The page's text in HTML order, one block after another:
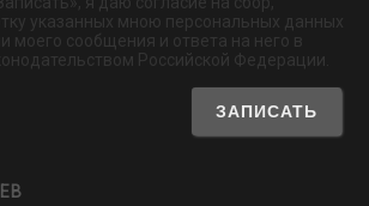
указанных мною персональных данных
моего сообщения и ответа на него в
Российской Федерации.